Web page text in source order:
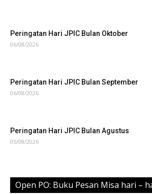
Peringatan Hari JPIC Bulan Oktober
06/08/2026
Peringatan Hari JPIC Bulan September
06/08/2026
Peringatan Hari JPIC Bulan Agustus
05/08/2026
Open PO: Buku Pesan Misa hari –